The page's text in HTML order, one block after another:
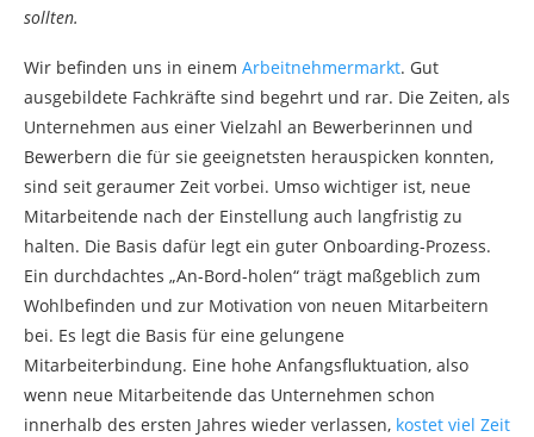
sollten.
Wir befinden uns in einem Arbeitnehmermarkt. Gut
ausgebildete Fachkräfte sind begehrt und rar. Die Zeiten, als
Unternehmen aus einer Vielzahl an Bewerberinnen und
Bewerbern die für sie geeignetsten herauspicken konnten,
sind seit geraumer Zeit vorbei. Umso wichtiger ist, neue
Mitarbeitende nach der Einstellung auch langfristig zu
halten. Die Basis dafür legt ein guter Onboarding-Prozess.
Ein durchdachtes „An-Bord-holen“ trägt maßgeblich zum
Wohlbefinden und zur Motivation von neuen Mitarbeitern
bei. Es legt die Basis für eine gelungene
Mitarbeiterbindung. Eine hohe Anfangsfluktuation, also
wenn neue Mitarbeitende das Unternehmen schon
innerhalb des ersten Jahres wieder verlassen, kostet viel Zeit